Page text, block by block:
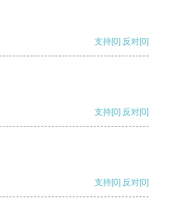
支持[0] 反对[0]
支持[0] 反对[0]
支持[0] 反对[0]